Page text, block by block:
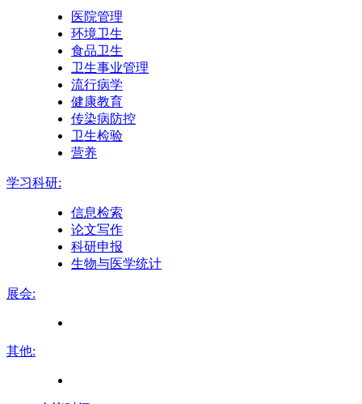
医院管理
环境卫生
食品卫生
卫生事业管理
流行病学
健康教育
传染病防控
卫生检验
营养
学习科研:
信息检索
论文写作
科研申报
生物与医学统计
展会:
其他: